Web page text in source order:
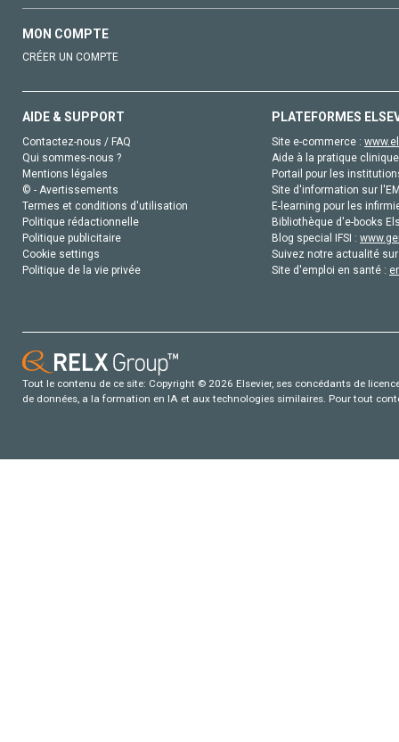
MON COMPTE
CRÉER UN COMPTE
AIDE & SUPPORT
Contactez-nous / FAQ
Qui sommes-nous ?
Mentions légales
© - Avertissements
Termes et conditions d'utilisation
Politique rédactionnelle
Politique publicitaire
Cookie settings
Politique de la vie privée
PLATEFORMES
Site e-commerce :
Aide à la pratique
Portail pour les
Site d'information sur
E-learning pour les
Bibliothèque d'e-books
Blog special IFSI :
Suivez notre actualité
Site d'emploi en santé :
Tout le contenu de ce site: Copyright © 2026 Elsevier, ses concédants de
de données, a la formation en IA et aux technologies similaires. Pour tout